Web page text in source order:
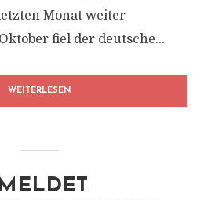
Monat weiter
fiel der deutsche...
WEITERLESEN